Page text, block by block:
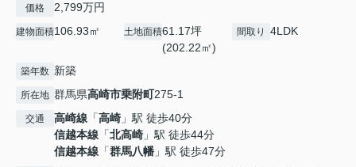
価格 2,799万円
建物面積106.93㎡ 土地面積61.17坪
(202.22㎡)
間取り 4LDK
築年数 新築
所在地 群馬県高崎市乗附町275-1
交通 高崎線 「高崎 」駅 徒歩40分
信越本線 「北高崎 」駅 徒歩44分
信越本線 「群馬八幡 」駅 徒歩47分